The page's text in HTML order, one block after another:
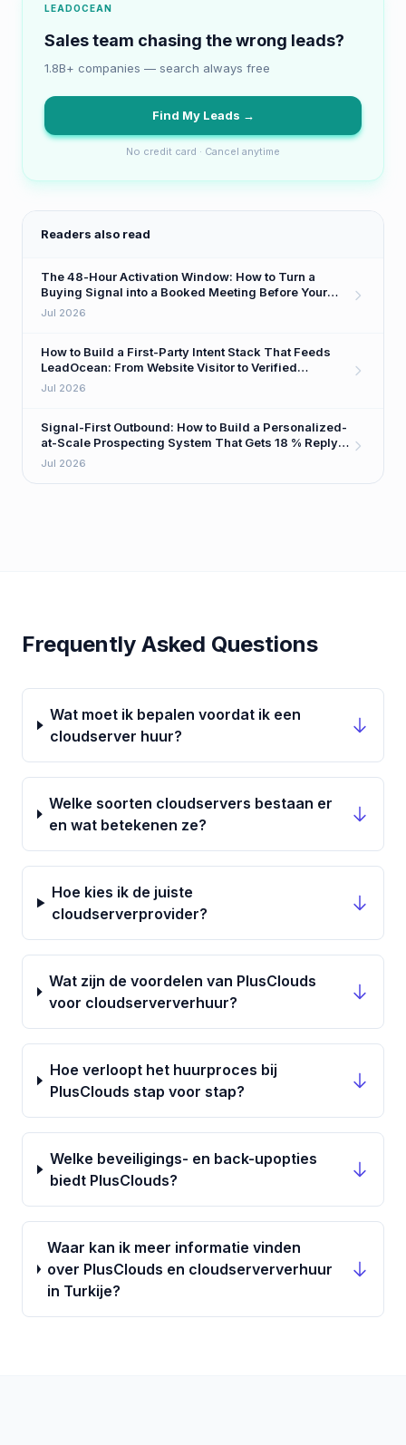
LEADOCEAN
Sales team chasing the wrong leads?
1.8B+ companies — search always free
Find My Leads →
No credit card · Cancel anytime
Readers also read
The 48-Hour Activation Window: How to Turn a
Buying Signal into a Booked Meeting Before Your
Competitor Even Sees It
Jul 2026
How to Build a First-Party Intent Stack That Feeds
LeadOcean: From Website Visitor to Verified
Decision-Maker in One Workflow
Jul 2026
Signal-First Outbound: How to Build a Personalized-
at-Scale Prospecting System That Gets 18 % Reply
Rates
Jul 2026
Frequently Asked Questions
Wat moet ik bepalen voordat ik een
cloudserver huur?
Welke soorten cloudservers bestaan er
en wat betekenen ze?
Hoe kies ik de juiste
cloudserverprovider?
Wat zijn de voordelen van PlusClouds
voor cloudserververhuur?
Hoe verloopt het huurproces bij
PlusClouds stap voor stap?
Welke beveiligings- en back-upopties
biedt PlusClouds?
Waar kan ik meer informatie vinden
over PlusClouds en cloudserververhuur
in Turkije?